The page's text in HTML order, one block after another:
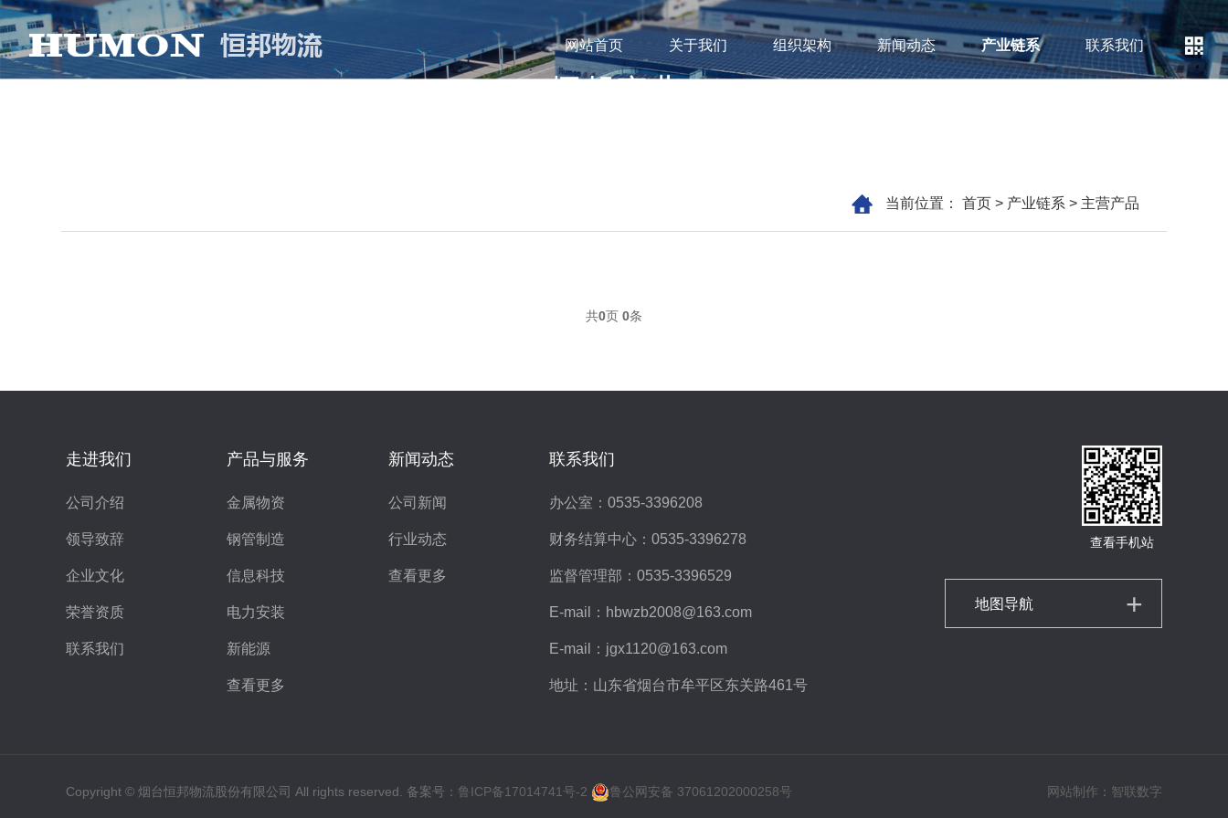
网站首页 关于我们 组织架构 新闻动态 产业链系 联系我们
当前位置： 首页> 产业链系 > 主营产品
共0页 0条
走进我们
公司介绍
领导致辞
企业文化
荣誉资质
联系我们
产品与服务
金属物资
钢管制造
信息科技
电力安装
新能源
查看更多
新闻动态
公司新闻
行业动态
查看更多
联系我们
办公室：0535-3396208
财务结算中心：0535-3396278
监督管理部：0535-3396529
E-mail： hbwzb2008@163.com
E-mail： jgx1120@163.com
地址：山东省烟台市牟平区东关路461号
查看手机站
地图导航
Copyright © 烟台恒邦物流股份有限公司 All rights reserved. 备案号： 鲁ICP备17014741号-2 鲁公网安备 37061202000258号 网站制作 ： 智联数字